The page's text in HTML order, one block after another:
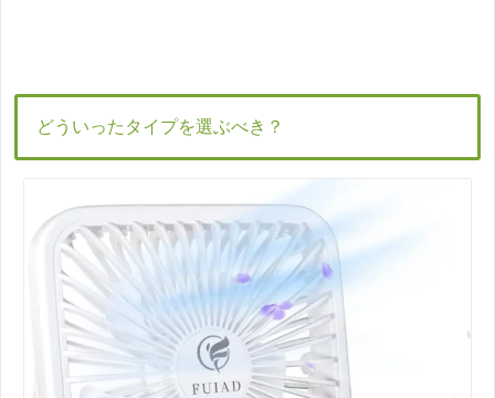
どういったタイプを選ぶべき？